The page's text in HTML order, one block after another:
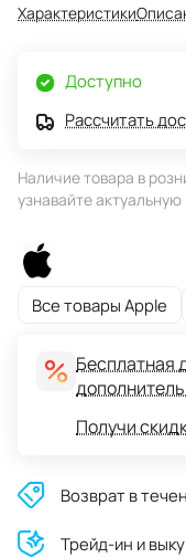
Характеристики
Доступно
Рассчитать
Наличие товара в
узнавайте
Все товары Apple
Бесплатная
Получи
Возврат в
Трейд-ин и